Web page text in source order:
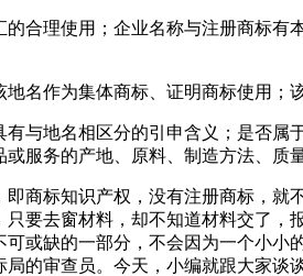
合理使用；企业名称与注册商标有
名作为集体商标、证明商标使用；
与地名相区分的引申含义；是否属
服务的产地、原料、制造方法、质
商标知识产权，没有注册商标，就
去窗材料，却不知道材料交了，
或缺的一部分，不会因为一个小小
的审查员。今天，小编就跟大家谈